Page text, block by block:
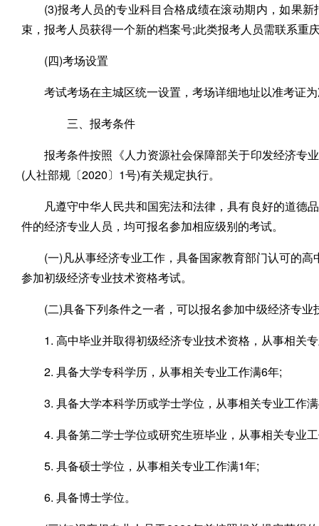
(3)报考人员的专业科目合格成绩在滚动期内，如果
束，报考人员获得一个新的档案号;此类报考人员需联系重
(四)考场设置
考试考场在主城区统一设置，考场详细地址以准考证
三、报考条件
报考条件按照《人力资源社会保障部关于印发经济专
(人社部规〔2020〕1号)有关规定执行。
凡遵守中华人民共和国宪法和法律，具有良好的道德
件的经济专业人员，均可报名参加相应级别的考试。
(一)凡从事经济专业工作，具备国家教育部门认可的
参加初级经济专业技术资格考试。
(二)具备下列条件之一者，可以报名参加中级经济专业
1. 高中毕业并取得初级经济专业技术资格，从事相关
2. 具备大学专科学历，从事相关专业工作满6年;
3. 具备大学本科学历或学士学位，从事相关专业工作
4. 具备第二学士学位或研究生班毕业，从事相关专业
5. 具备硕士学位，从事相关专业工作满1年;
6. 具备博士学位。